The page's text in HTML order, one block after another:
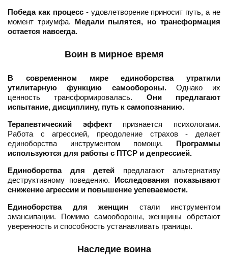
Победа как процесс- удовлетворение приносит путь, а не
момент триумфа. Медали пылятся, но трансформация
остается навсегда.
Воин в мирное время
В современном мире единоборства утратили
утилитарную функцию самообороны.Однако их
ценность трансформировалась. Они предлагают
испытание, дисциплину, путь к самопознанию.
Терапевтический эффектпризнается психологами.
Работа с агрессией, преодоление страхов - делает
единоборства инструментом помощи. Программы
используются для работы с ПТСР и депрессией.
Единоборства для детей предлагают альтернативу
деструктивному поведению. Исследования показывают
снижение агрессии и повышение успеваемости.
Единоборства для женщин стали инструментом
эмансипации. Помимо самообороны, женщины обретают
уверенность и способность устанавливать границы.
Наследие воина